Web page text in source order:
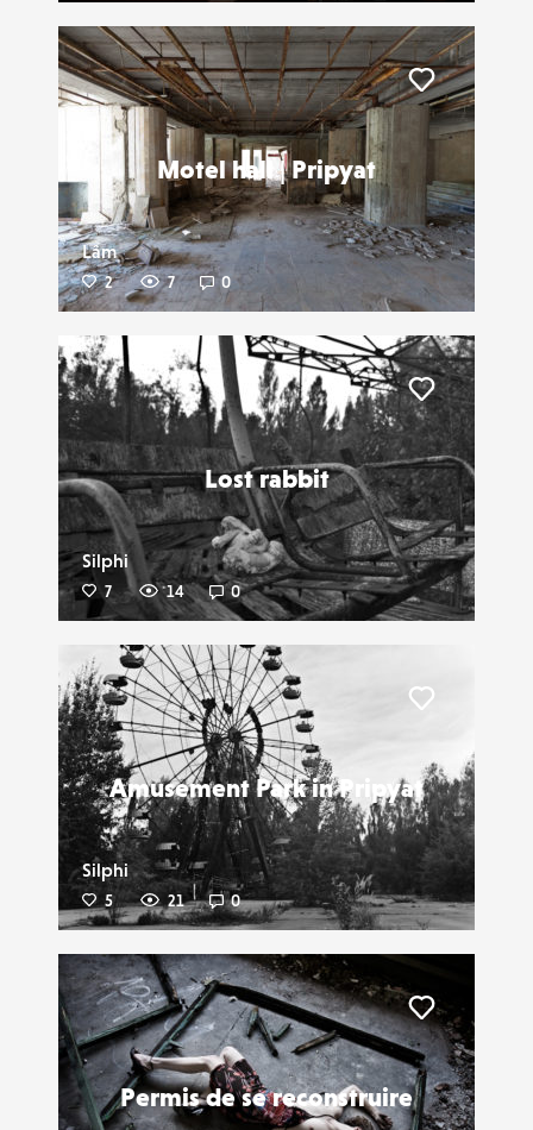
Motel hall | Pripyat
Lâm
2 7 0
Liker
Lost rabbit
Silphi
7 14 0
Liker
Amusement Park in Pripyat
Silphi
5 21 0
Permis de se reconstruire
Liker